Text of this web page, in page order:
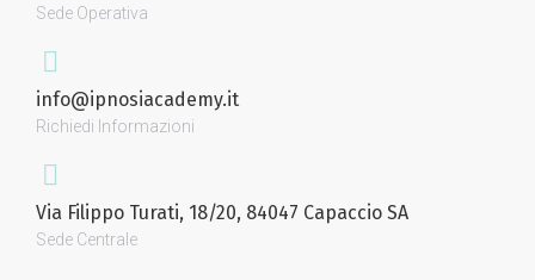
Sede Operativa
info@ipnosiacademy.it
Richiedi Informazioni
Via Filippo Turati, 18/20, 84047 Capaccio SA
Sede Centrale